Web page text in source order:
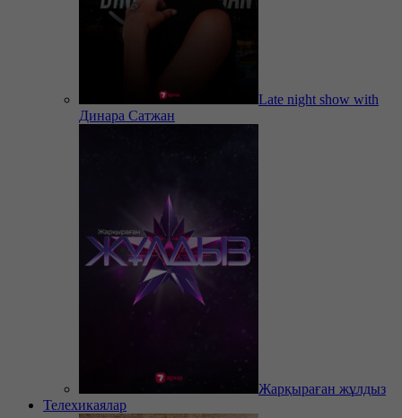
Late night show with
Динара Сатжан
Жарқыраған жұлдыз
Телехикаялар